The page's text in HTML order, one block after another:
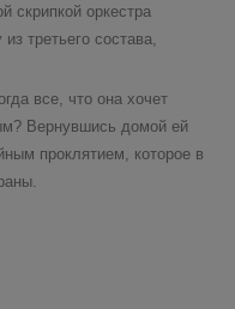
скрипкой оркестра
третьего состава,
все, что она хочет
Вернувшись домой ей
проклятием, которое в